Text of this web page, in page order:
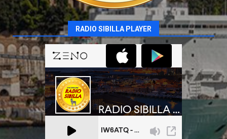
RADIO SIBILLA PLAYER